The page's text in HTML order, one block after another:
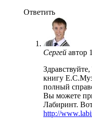
Ответить
Сергей автор
книгу
полный
Вы можете
Лабиринт.
http://